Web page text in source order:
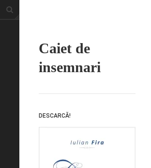
Caiet de
insemnari
DESCARCĂ!